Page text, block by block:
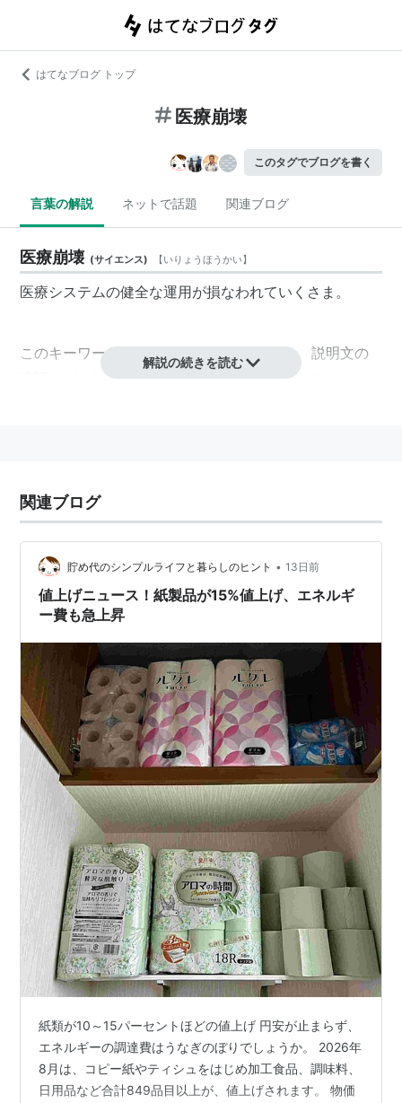
はてなブログ トップ
医療崩壊
このタグでブログを書く
言葉の解説 ネットで話題 関連ブログ
医療崩壊 (サイエンス) 【いりょうほうかい】
医療システムの健全な運用が損なわれていくさま。
このキーワードは 編集待ちキーワード
です。 説明文の
追記などをして下さるユーザーを求めています。
解説の続きを読む
関連ブログ
貯め代のシンプルライフと暮らしのヒント • 13日前
値上げニュース！紙製品が15%値上げ、エネルギ
ー費も急上昇
紙類が10～15パーセントほどの値上げ 円安が止まらず、
エネルギーの調達費はうなぎのぼりでしょうか。 2026年
8月は、コピー紙やティシュをはじめ加工食品、調味料、
日用品など合計849品目以上が、値上げされます。 物価